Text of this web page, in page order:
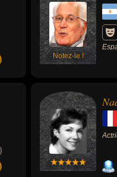
Notez-le !
les